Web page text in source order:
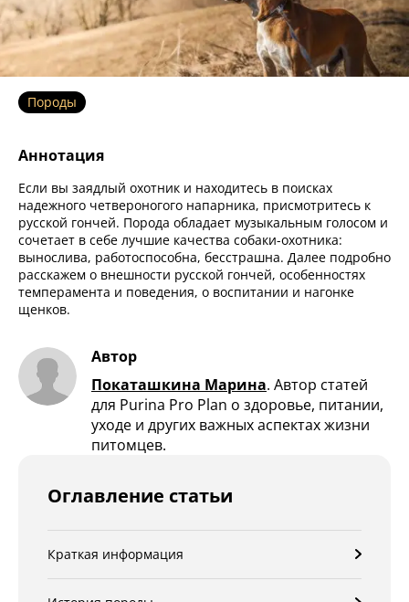
Породы
Аннотация
Если вы заядлый охотник и находитесь в поисках
надежного четвероногого напарника, присмотритесь к
русской гончей. Порода обладает музыкальным голосом и
сочетает в себе лучшие качества собаки-охотника:
вынослива, работоспособна, бесстрашна. Далее подробно
расскажем о внешности русской гончей, особенностях
темперамента и поведения, о воспитании и нагонке
щенков.
Автор
Покаташкина Марина. Автор статей
для Purina Pro Plan о здоровье, питании,
уходе и других важных аспектах жизни
питомцев.
Оглавление статьи
Краткая информация